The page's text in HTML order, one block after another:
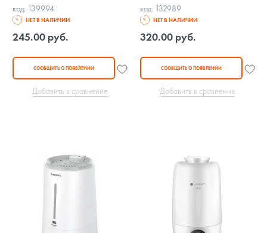
код: 139994
НЕТ В НАЛИЧИИ
245.00 руб.
СООБЩИТЬ О ПОЯВЛЕНИИ
Добавить в сравнение
код: 132989
НЕТ В НАЛИЧИИ
320.00 руб.
СООБЩИТЬ О ПОЯВЛЕНИИ
Добавить в сравнение